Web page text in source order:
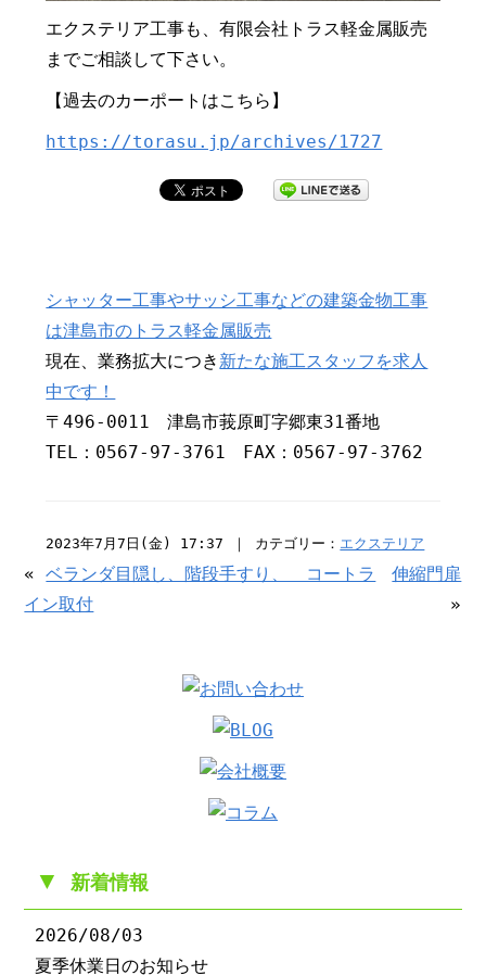
エクステリア工事も、有限会社トラス軽金属販売
までご相談して下さい。
【過去のカーポートはこちら】
https://torasu.jp/archives/1727
シャッター工事やサッシ工事などの建築金物工事
は津島市のトラス軽金属販売
現在、業務拡大につき 新たな施工スタッフを求人
中です！
〒496-0011 津島市莪原町字郷東31番地
TEL：0567-97-3761 FAX：0567-97-3762
2023年7月7日(金) 17:37 ｜ カテゴリー： エクステリア
«ベランダ目隠し、階段手すり、 コートラ
イン取付
伸縮門扉
»
▼ 新着情報
2026/08/03
夏季休業日のお知らせ